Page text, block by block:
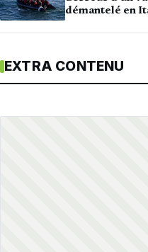
démantelé en
EXTRA CONTENU